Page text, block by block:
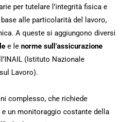
per tutelare l’integrità fisica e
alle particolarità del lavoro,
A queste si aggiungono diversi
e le norme sull’assicurazione
(Istituto Nazionale
Lavoro).
complesso, che richiede
e un monitoraggio costante della